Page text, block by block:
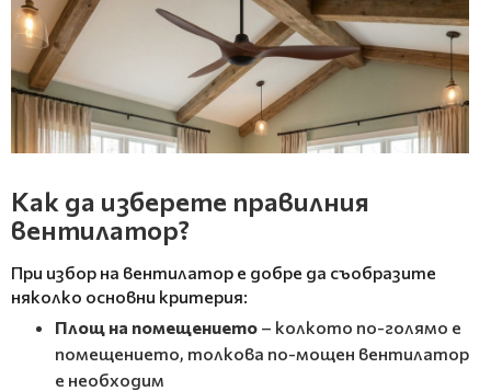
Как да изберете правилния
вентилатор?
При избор на вентилатор е добре да съобразите
няколко основни критерия:
Площ на помещението – колкото по-голямо е
помещението, толкова по-мощен вентилатор
е необходим